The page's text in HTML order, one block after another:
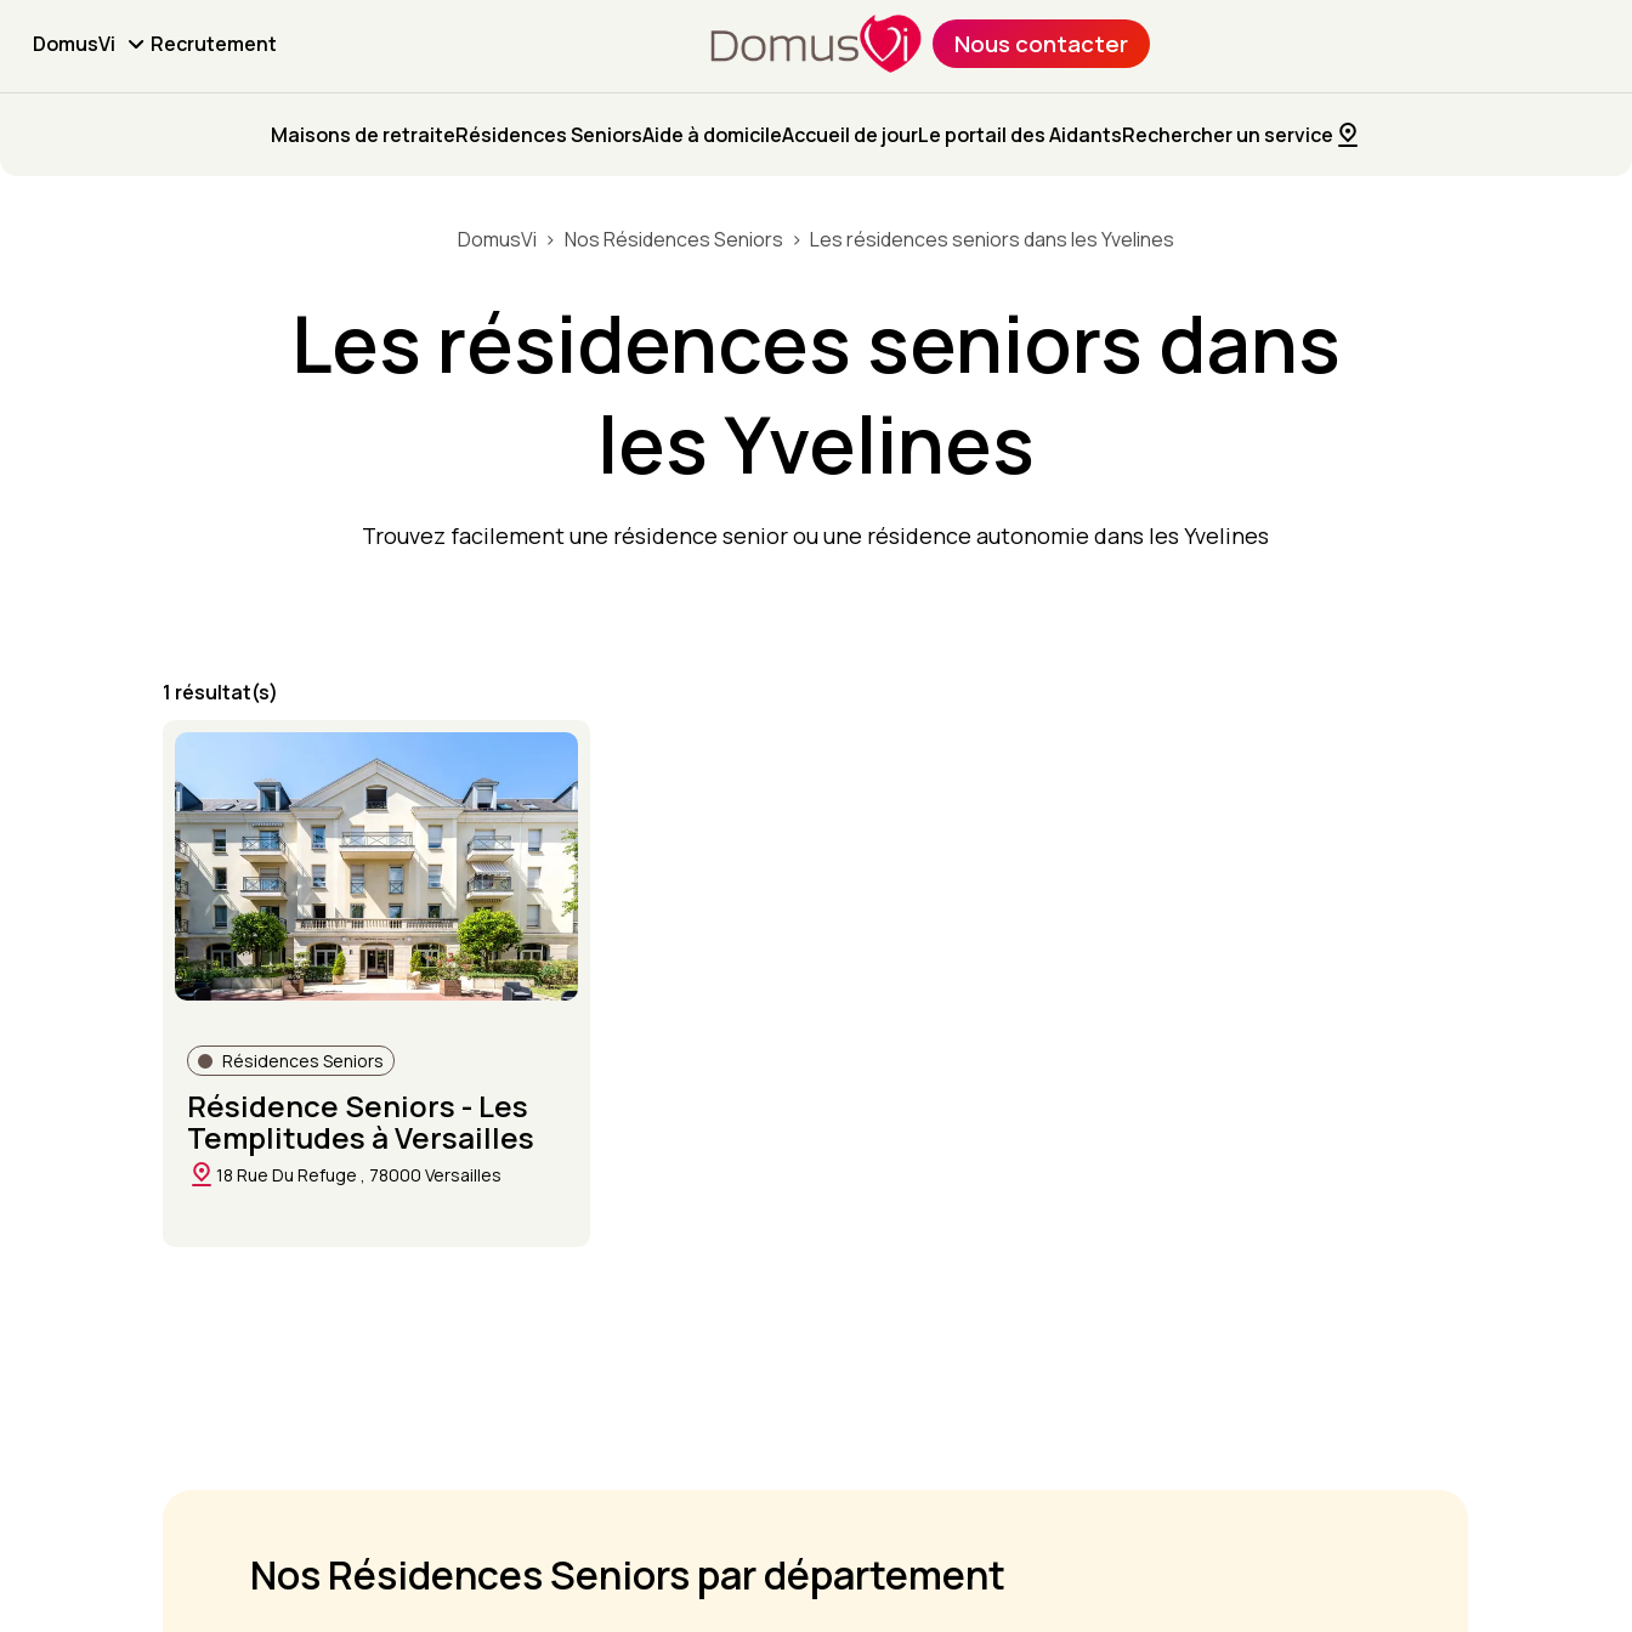
DomusVi Recrutement Nous contacter
Maisons de retraiteRésidences SeniorsAide à domicileAccueil de jourLe portail des AidantsRechercher un service
DomusVi Nos Résidences Seniors Les résidences seniors dans les Yvelines
Les résidences seniors dans
les Yvelines
Trouvez facilement une résidence senior ou une résidence autonomie dans les Yvelines
1 résultat(s)
Résidences Seniors
Résidence Seniors - Les
Templitudes à Versailles
18 Rue Du Refuge , 78000 Versailles
Nos Résidences Seniors par département